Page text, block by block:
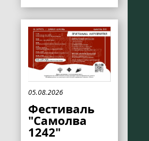
05.08.2026
Фестиваль
"Самолва
1242"